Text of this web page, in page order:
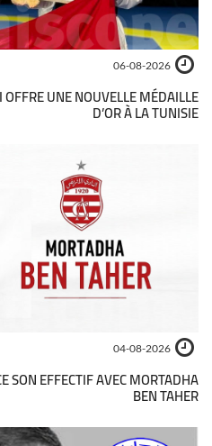
06-08-2026
UNE NOUVELLE MÉDAILLE
D’OR À LA TUNISIE
04-08-2026
SON EFFECTIF AVEC MORTADHA
BEN TAHER